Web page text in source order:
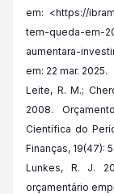
em: <https://
tem-queda-em-
aumentara-
em: 22 mar. 2025.
Leite, R. M.;
2008.
Científica do
Finanças, 19(47):
Lunkes, R. J.
orçamentário